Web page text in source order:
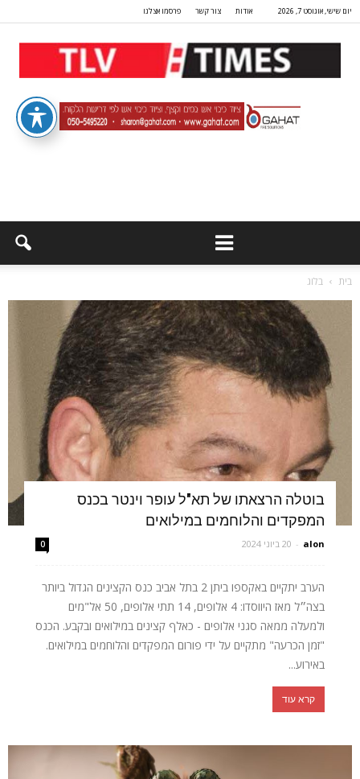
יום שישי, אוגוסט 7, 2026 אודות צור קשר פרסמו אצלנו
בית בלוג
בוטלה הרצאתו של תא"ל עופר וינטר בכנס
המפקדים והלוחמים במילואים
alon
- 20 ביוני 2024 0
הערב יתקיים באקספו ביתן 2 בתל אביב כנס הקצינים הגדול ביותר
בצה״ל מאז היווסדו: 4 אלופים, 14 תתי אלופים, 50 אל"מים
ולמעלה ממאה סגני אלופים - כאלף קצינים במילואים ובקבע. הכנס
"זמן הכרעה" מתקיים על ידי פורום המפקדים והלוחמים במילואים.
באירוע...
קרא עוד